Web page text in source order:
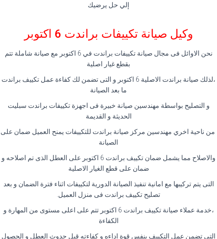
إلي حل يرضيك
وكيل صيانة تكييفات براندت 6 اكتوبر
نحن الاوائل فى مجال صيانة تكييفات براندت في 6 اكتوبر مع صيانة شاملة تتم
بقطع غيار اصلية
،لذلك صيانة براندت الاصلية 6 اكتوبر و التى تضمن لك كفاءة عمل تكييف براندت
ما بعد الصيانة
و التصليح بواسطة مهندسين صيانة خبيرة فى اجهزة تكييفات براندت سبليت
الحديثة و القديمة
من ناحية اخري مهندسين مركز صيانة براندت للتكييفات يمنح العميل ضمان على
الصيانة
والاصلاح مما يشمل ضمان تكييف براندت 6 اكتوبر على العطل الذى تم اصلاحه و
ضمان على قطع الغيار الاصلية
التى يتم تركيبها مع امانية تنفيذ الصيانة الدورية لتكييفات اثناء فترة الضمان و بعد
تصليح تكييف براندت فى منزل العميل.
،خدمة عملاء صيانة تكييف براندت 6 اكتوبر تتم على اعلى مستوى من المهارة و
الكفاءة
التى تضمن عمل التكييف بنفس قوة اداءه و كفاءته قبل حدوث العطل و الحصول